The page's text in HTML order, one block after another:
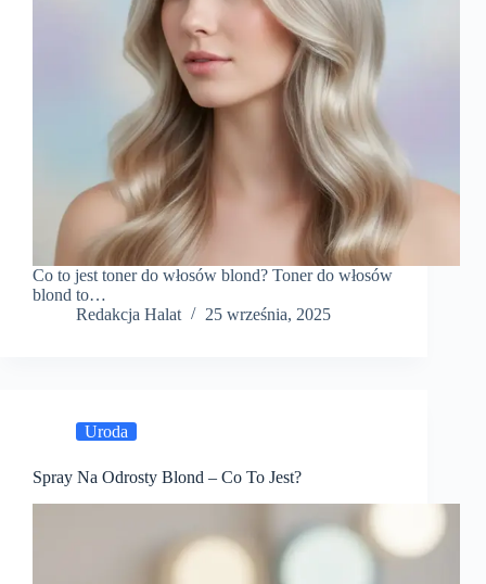
Co to jest toner do włosów blond? Toner do włosów
blond to…
Redakcja Halat
25 września, 2025
Uroda
Spray Na Odrosty Blond – Co To Jest?